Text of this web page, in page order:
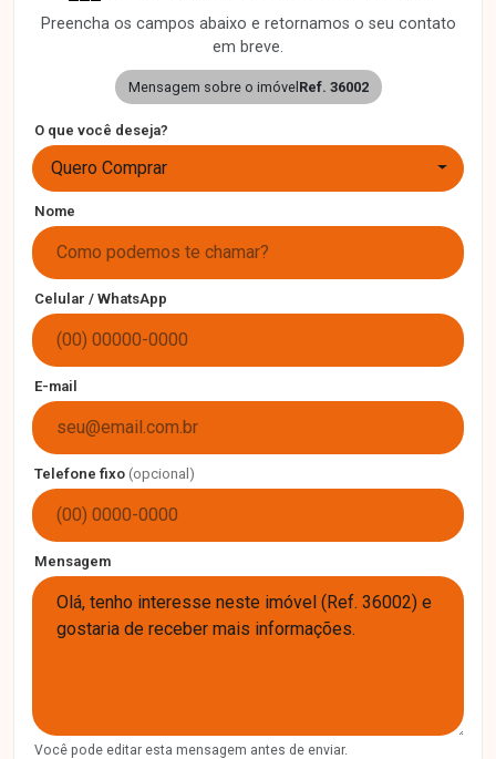
Preencha os campos abaixo e retornamos o seu contato
em breve.
Mensagem sobre o imóvelRef. 36002
O que você deseja?
Quero Comprar
Nome
Celular / WhatsApp
E-mail
Telefone fixo (opcional)
Mensagem
Você pode editar esta mensagem antes de enviar.